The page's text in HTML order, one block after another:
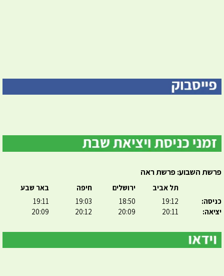
פרשת השבוע: פרשת ראה
כניסה:
יציאה:
תל אביב
19:12
20:11
ירושלים
18:50
20:09
חיפה
19:03
20:12
באר שבע
19:11
20:09